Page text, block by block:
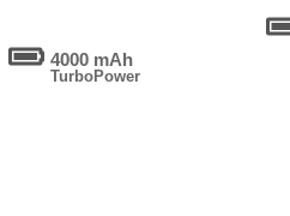
4000 mAh
TurboPower